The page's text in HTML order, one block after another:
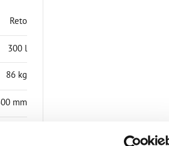
Reto
300 l
86 kg
mm